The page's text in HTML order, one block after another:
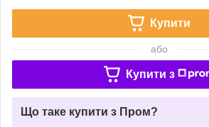
Купити
або
Купити з
Що таке купити з Пром?